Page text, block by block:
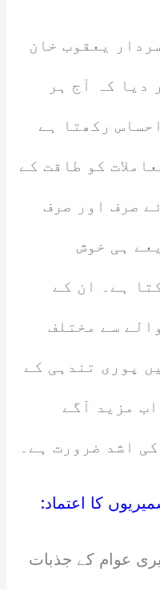
یعقوب خان
دیا کہ آج ہر
رکھتا ہے
کو طاقت کے
صرف اور صرف
ہی خوش
ہے۔ ان کے
سے مختلف
پوری تندہی کے
مزید آگے
اشد ضرورت ہے۔
کا اعتماد:
عوام کے جذبات